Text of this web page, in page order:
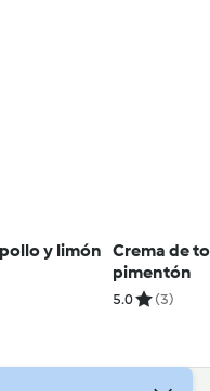
y limón Crema de
pimentón
5.0 (3)